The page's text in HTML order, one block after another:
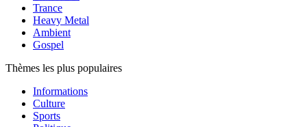
Trance
Heavy Metal
Ambient
Gospel
Thèmes les plus populaires
Informations
Culture
Sports